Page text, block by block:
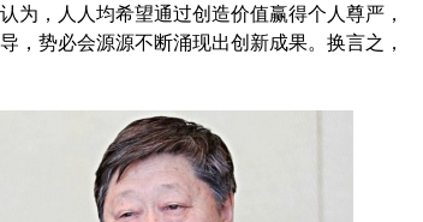
为，人人均希望通过创造价值赢得个人尊严，
，势必会源源不断涌现出创新成果。换言之，